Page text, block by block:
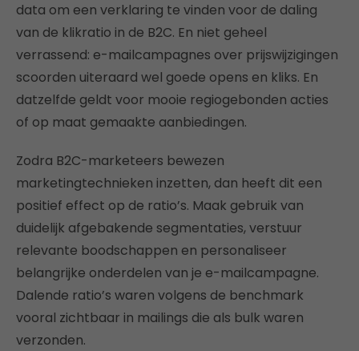
data om een verklaring te vinden voor de daling
van de klikratio in de B2C. En niet geheel
verrassend: e-mailcampagnes over prijswijzigingen
scoorden uiteraard wel goede opens en kliks. En
datzelfde geldt voor mooie regiogebonden acties
of op maat gemaakte aanbiedingen.
Zodra B2C-marketeers bewezen
marketingtechnieken inzetten, dan heeft dit een
positief effect op de ratio’s. Maak gebruik van
duidelijk afgebakende segmentaties, verstuur
relevante boodschappen en personaliseer
belangrijke onderdelen van je e-mailcampagne.
Dalende ratio’s waren volgens de benchmark
vooral zichtbaar in mailings die als bulk waren
verzonden.